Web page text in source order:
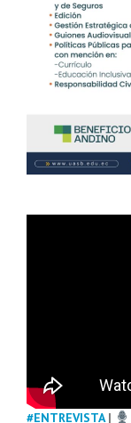
#ENTREVISTA|